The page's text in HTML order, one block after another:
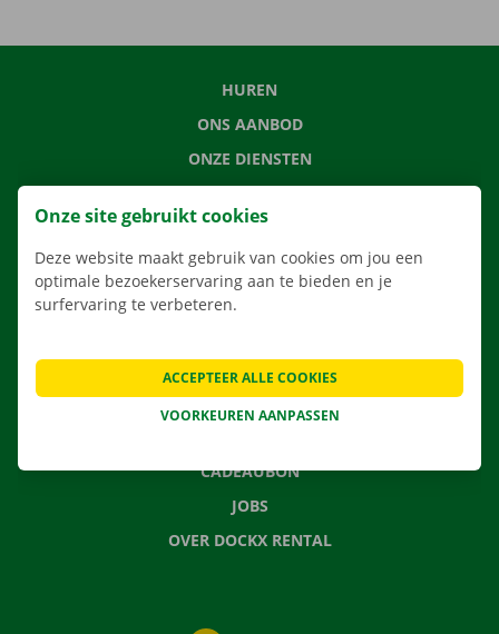
HUREN
ONS AANBOD
ONZE DIENSTEN
LOCATIES
APP
VERHUISOPLOSSINGEN
CONTACTEER ONS
VEELGESTELDE VRAGEN
CADEAUBON
JOBS
OVER DOCKX RENTAL
Onze site gebruikt cookies
Deze website maakt gebruik van cookies om jou een
optimale bezoekerservaring aan te bieden en je
surfervaring te verbeteren.
VOORKEUREN AANPASSEN
ACCEPTEER ALLE COOKIES